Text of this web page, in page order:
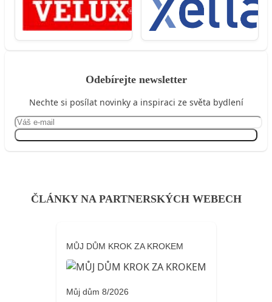
Odebírejte newsletter
Nechte si posílat novinky a inspiraci ze světa bydlení
ČLÁNKY NA PARTNERSKÝCH WEBECH
MŮJ DŮM KROK ZA KROKEM
Můj dům 8/2026